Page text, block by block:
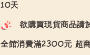
10天
欲購買現貨商品請
全館消費滿2300元 超